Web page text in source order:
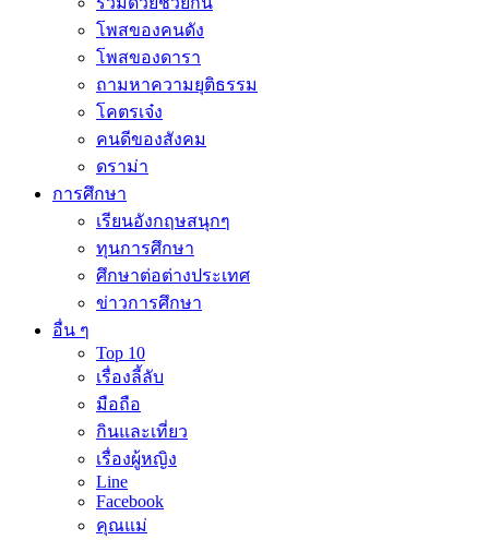
โพสของคนดัง
โพสของดารา
ถามหาความยุติธรรม
โคตรเจ๋ง
คนดีของสังคม
ดราม่า
การศึกษา
เรียนอังกฤษสนุกๆ
ทุนการศึกษา
ศึกษาต่อต่างประเทศ
ข่าวการศึกษา
อื่น ๆ
Top 10
เรื่องลี้ลับ
มือถือ
กินและเที่ยว
เรื่องผู้หญิง
Line
Facebook
คุณแม่